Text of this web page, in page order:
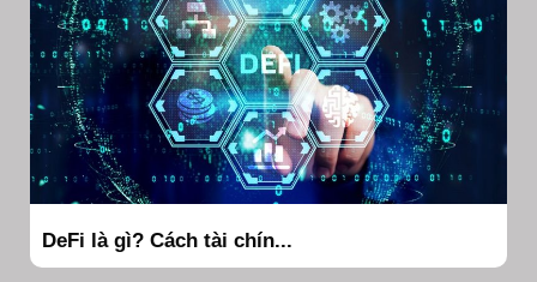
DeFi là gì? Cách tài chín...